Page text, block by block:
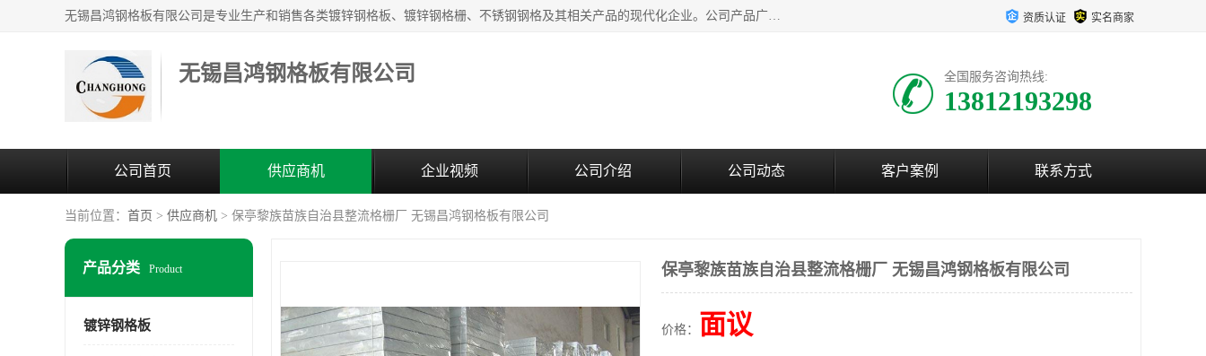
无锡昌鸿钢格板有限公司是专业生产和销售各类镀锌钢格板、镀锌钢格栅、不锈钢钢格及其相关产品的现代化企业。公司产品广泛运用于石油、化工、港口、电力、运输、造纸、医药、钢铁、食品、市政、房地产、制造业等各个领域。 资质认证 实名商家
无锡昌鸿钢格板有限公司 全国服务咨询热线:
13812193298
公司首页 供应商机 企业视频 公司介绍 公司动态 客户案例 联系方式
当前位置： 首页 > 供应商机 > 保亭黎族苗族自治县整流格栅厂 无锡昌鸿钢格板有限公司
产品分类 Product
镀锌钢格板
保亭黎族苗族自治县整流格栅厂 无锡昌鸿钢格板有限公司
价格： 面议